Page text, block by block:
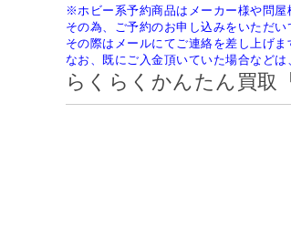
※ホビー系予約商品はメーカー様や問屋
その為、ご予約のお申し込みをいただ
その際はメールにてご連絡を差し上げ
なお、既にご入金頂いていた場合など
らくらくかんたん買取